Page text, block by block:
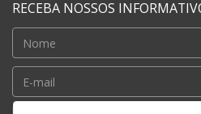
RECEBA NOSSOS